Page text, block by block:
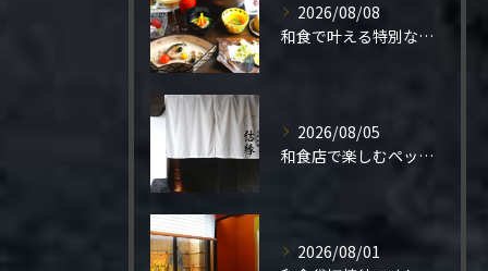
2026/08/08
和食で叶える特別なプロポーズ結婚
2026/08/05
和食店で楽しむペット同伴の食事体験
2026/08/01